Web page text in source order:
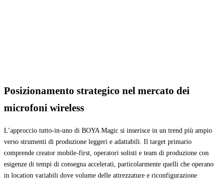
Posizionamento strategico nel mercato dei
microfoni wireless
L’approccio tutto-in-uno di BOYA Magic si inserisce in un trend più ampio
verso strumenti di produzione leggeri e adattabili. Il target primario
comprende creator mobile-first, operatori solisti e team di produzione con
esigenze di tempi di consegna accelerati, particolarmente quelli che operano
in location variabili dove volume delle attrezzature e riconfigurazione